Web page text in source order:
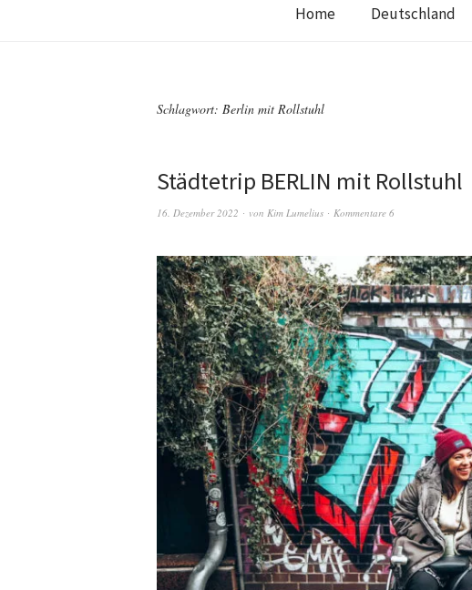
Home Deutschland
Schlagwort: Berlin mit Rollstuhl
Städtetrip BERLIN mit Rollstuhl
16. Dezember 2022 von Kim Lumelius Kommentare 6